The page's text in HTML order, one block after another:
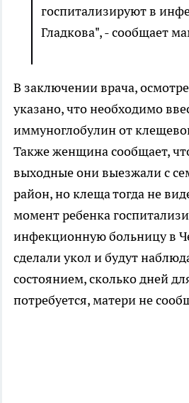
госпитализируют в
Гладкова", - сообщает
В заключении врача,
указано, что необходимо
иммуноглобулин от
Также женщина сообщает,
выходные они выезжали с
район, но клеща тогда не
момент ребенка
инфекционную больницу в
сделали укол и будут
состоянием, сколько дней
потребуется, матери не